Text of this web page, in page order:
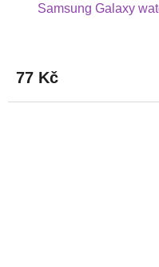
Samsung Galaxy
77 Kč